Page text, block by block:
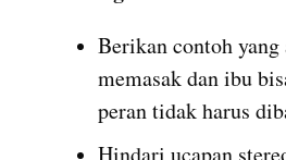
Berikan contoh
memasak dan ibu
peran tidak harus
Hindari ucapan